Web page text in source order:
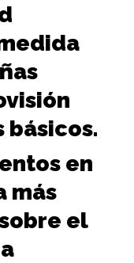
básicos.
en
más
el